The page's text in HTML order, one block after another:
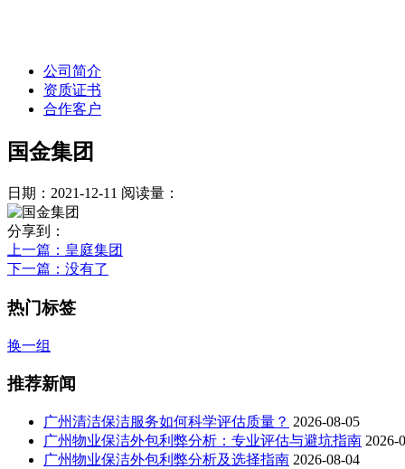
公司简介
资质证书
合作客户
国金集团
日期：2021-12-11 阅读量：
分享到：
上一篇 ：皇庭集团
下一篇 ：没有了
热门标签
换一组
推荐新闻
广州清洁保洁服务如何科学评估质量？ 2026-08-05
广州物业保洁外包利弊分析：专业评估与避坑指南 2026-
广州物业保洁外包利弊分析及选择指南 2026-08-04